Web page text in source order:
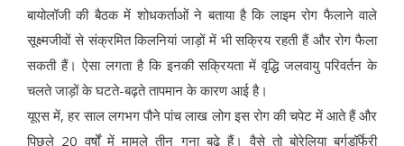
बायोलॉजी की बैठक में शोधकर्ताओं ने बताया है कि लाइम रोग फैलाने वाले
सूक्ष्मजीवों से संक्रमित किलनियां जाड़ों में भी सक्रिय रहती हैं और रोग फैला
सकती हैं। ऐसा लगता है कि इनकी सक्रियता में वृद्धि जलवायु परिवर्तन के
चलते जाड़ों के घटते-बढ़ते तापमान के कारण आई है।
यूएस में, हर साल लगभग पौने पांच लाख लोग इस रोग की चपेट में आते हैं और
पिछले 20 वर्षों में मामले तीन गुना बढ़े हैं। वैसे तो बोरेलिया बर्गडॉर्फेरी